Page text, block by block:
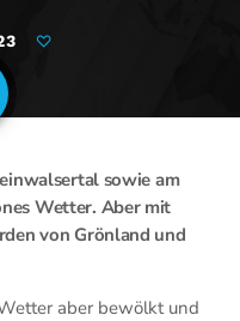
sowie am
Wetter. Aber mit
von Grönland und
aber bewölkt und